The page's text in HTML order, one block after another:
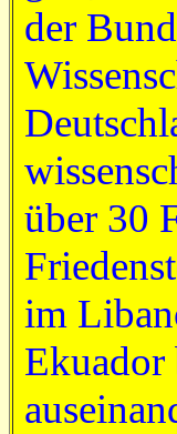
der
über 30
im
Ekuador